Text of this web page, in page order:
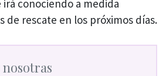
irá conociendo a medida
de rescate en los próximos días.